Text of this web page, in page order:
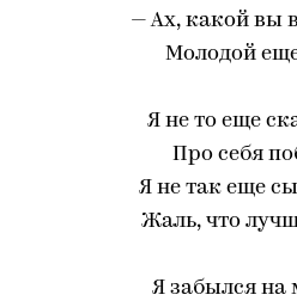
— Ах, какой вы
Молодой
Я не то еще
Про себя
Я не так еще
Жаль, что
Я забылся на